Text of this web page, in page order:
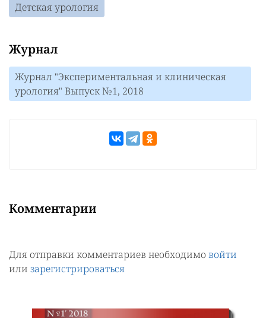
Детская урология
Журнал
Журнал "Экспериментальная и клиническая
урология" Выпуск №1, 2018
Комментарии
Для отправки комментариев необходимо войти
или зарегистрироваться